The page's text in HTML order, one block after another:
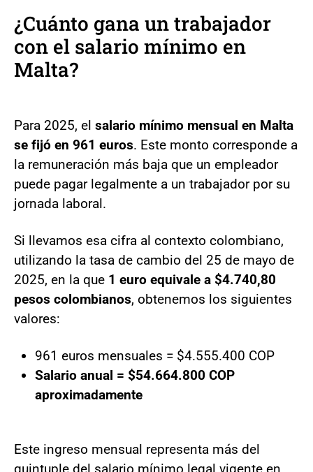
¿Cuánto gana un trabajador
con el salario mínimo en
Malta?
Para 2025, el salario mínimo mensual en Malta
se fijó en 961 euros. Este monto corresponde a
la remuneración más baja que un empleador
puede pagar legalmente a un trabajador por su
jornada laboral.
Si llevamos esa cifra al contexto colombiano,
utilizando la tasa de cambio del 25 de mayo de
2025, en la que 1 euro equivale a $4.740,80
pesos colombianos, obtenemos los siguientes
valores:
961 euros mensuales = $4.555.400 COP
Salario anual = $54.664.800 COP
aproximadamente
Este ingreso mensual representa más del